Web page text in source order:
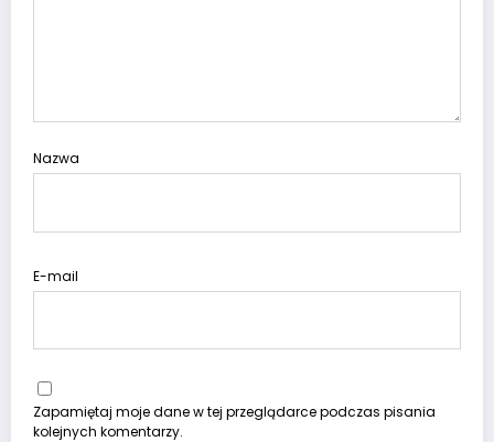
Nazwa
E-mail
Zapamiętaj moje dane w tej przeglądarce podczas pisania
kolejnych komentarzy.